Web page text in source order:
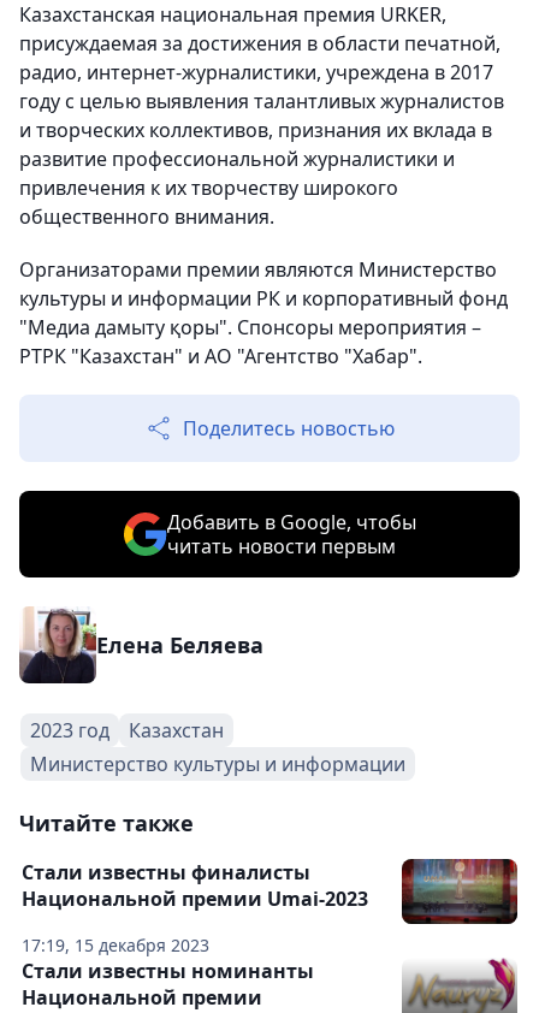
Казахстанская национальная премия URKER,
присуждаемая за достижения в области печатной,
радио, интернет-журналистики, учреждена в 2017
году с целью выявления талантливых журналистов
и творческих коллективов, признания их вклада в
развитие профессиональной журналистики и
привлечения к их творчеству широкого
общественного внимания.
Организаторами премии являются Министерство
культуры и информации РК и корпоративный фонд
"Медиа дамыту қоры". Спонсоры мероприятия –
РТРК "Казахстан" и АО "Агентство "Хабар".
Поделитесь новостью
Добавить в Google, чтобы
читать новости первым
Елена Беляева
2023 год
Казахстан
Министерство культуры и информации
Читайте также
17:19, 15 декабря 2023
Стали известны финалисты
Национальной премии Umai-2023
Стали известны номинанты
Национальной премии